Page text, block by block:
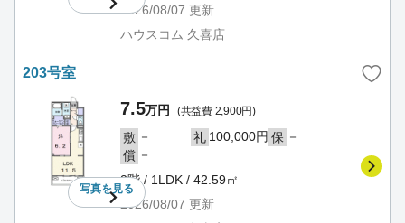
2026/08/07 更新
ハウスコム 久喜店
203号室
写真を見る
7.5万円 (共益費 2,900円)
敷 － 礼 100,000円 保 －
償 －
2階 / 1LDK / 42.59㎡
2026/08/07 更新